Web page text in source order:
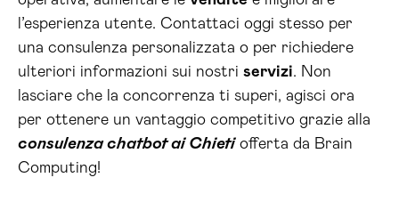
l’esperienza utente. Contattaci oggi stesso per
una consulenza personalizzata o per richiedere
ulteriori informazioni sui nostri servizi. Non
lasciare che la concorrenza ti superi, agisci ora
per ottenere un vantaggio competitivo grazie alla
consulenza chatbot ai Chietiofferta da Brain
Computing!